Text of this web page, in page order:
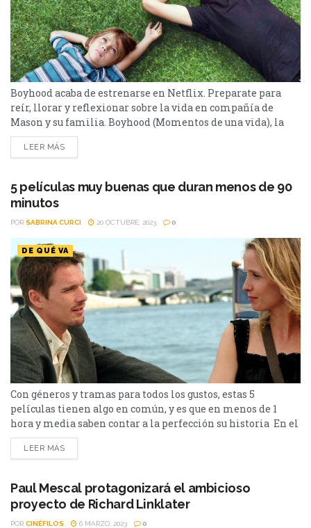
Boyhood acaba de estrenarse en Netflix. Preparate para
reír, llorar y reflexionar sobre la vida en compañía de
Mason y su familia. Boyhood (Momentos de una vida), la
obra maestra de Richard Linklater aterrizó en Netflix, una
experiencia cinematográfica única en su forma y mensaje.
años en...
LEER MÁS
5 películas muy buenas que duran menos de 90
minutos
POR SABRINA CURCI 20 OCTUBRE, 2023 0
DE QUÉ VA
Con géneros y tramas para todos los gustos, estas 5
películas tienen algo en común, y es que en menos de 1
hora y media saben contar a la perfección su historia En el
último tiempo hemos sido testigos de películas eternas
como lo son “Oppenheimer” o “Avatar: el sentido del agua”,
LEER MÁS
Paul Mescal protagonizará el ambicioso
proyecto de Richard Linklater
POR CINÉFILOS 6 MARZO, 2023 0